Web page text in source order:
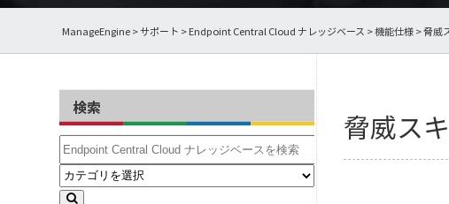
ManageEngine>サポート >Endpoint Central Cloud ナレッジベース >機能仕様> 脅威
検索 脅威ス